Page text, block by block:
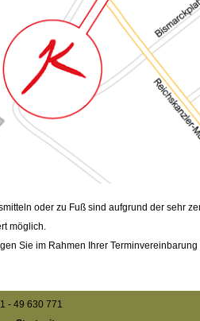
oder zu Fuß sind aufgrund der sehr
möglich.
Sie im Rahmen Ihrer
- 49 630 771